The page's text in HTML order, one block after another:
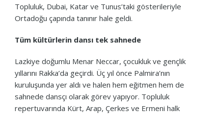
Topluluk, Dubai, Katar ve Tunus’taki gösterileriyle
Ortadoğu çapında tanınır hale geldi.
Tüm kültürlerin dansı tek sahnede
Lazkiye doğumlu Menar Neccar, çocukluk ve gençlik
yıllarını Rakka’da geçirdi. Üç yıl önce Palmira’nın
kuruluşunda yer aldı ve halen hem eğitmen hem de
sahnede dansçı olarak görev yapıyor. Topluluk
repertuvarında Kürt, Arap, Çerkes ve Ermeni halk